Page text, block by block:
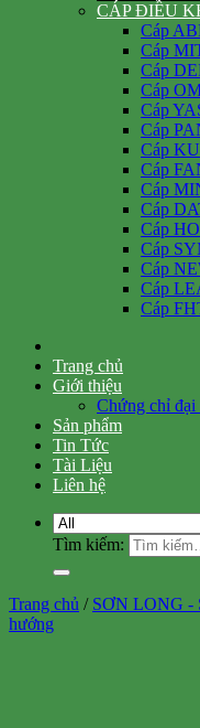
CÁP ĐIỀU
Cáp
Cáp
Cáp
Cáp
Cáp
Cáp
Cáp
Cáp
Cáp
Cáp
Cáp
Cáp
Cáp
Cáp
Cáp
Trang chủ
Giới thiệu
Chứng chỉ đại
Sản phẩm
Tin Tức
Tài Liệu
Liên hệ
Tìm kiếm:
Trang chủ / SƠN LONG -
hướng